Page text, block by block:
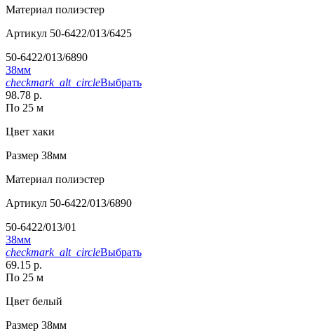
Материал полиэстер
Артикул 50-6422/013/6425
50-6422/013/6890
38мм
checkmark_alt_circleВыбрать
98.78 р.
По 25 м
Цвет хаки
Размер 38мм
Материал полиэстер
Артикул 50-6422/013/6890
50-6422/013/01
38мм
checkmark_alt_circleВыбрать
69.15 р.
По 25 м
Цвет белый
Размер 38мм